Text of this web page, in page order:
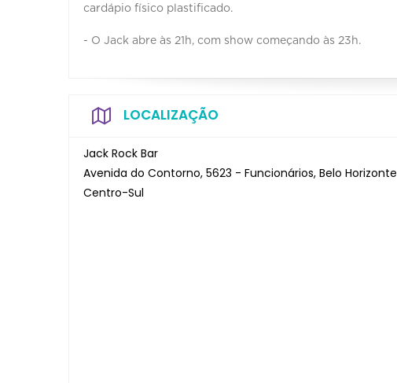
cardápio físico plastificado.
- O Jack abre às 21h, com show começando às 23h.
LOCALIZAÇÃO
Jack Rock Bar
Avenida do Contorno, 5623 - Funcionários, Belo Horizonte
Centro-Sul